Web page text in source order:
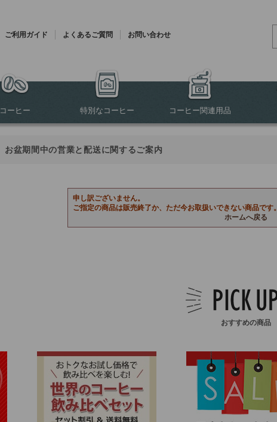
ご利用ガイド よくあるご質問
お問い合わせ
コーヒー 特別なコーヒー コーヒー関連用品
お盆期間中の営業と配送に関するご案内
申し訳ございません。
ご指定の商品は販売終了か、ただ今お取扱いできない商品です。
ホームへ戻る
おすすめの商品